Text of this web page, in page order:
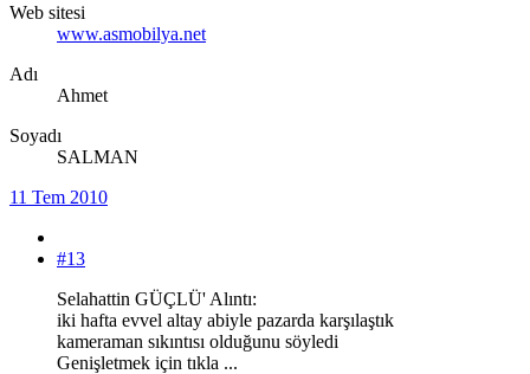
Web sitesi
www.asmobilya.net
Adı
Ahmet
Soyadı
SALMAN
11 Tem 2010
#13
Selahattin GÜÇLÜ' Alıntı:
iki hafta evvel altay abiyle pazarda karşılaştık
kameraman sıkıntısı olduğunu söyledi
Genişletmek için tıkla ...